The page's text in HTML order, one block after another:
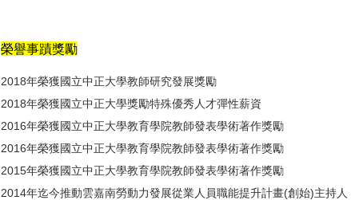
榮譽事蹟獎勵
2018年榮獲國立中正大學教師研究發展獎勵
2018年榮獲國立中正大學獎勵特殊優秀人才彈性薪資
2016年榮獲國立中正大學教育學院教師發表學術著作獎勵
2016年榮獲國立中正大學教育學院教師發表學術著作獎勵
2015年榮獲國立中正大學教育學院教師發表學術著作獎勵
2014年迄今推動雲嘉南勞動力發展從業人員職能提升計畫(創始)主持人